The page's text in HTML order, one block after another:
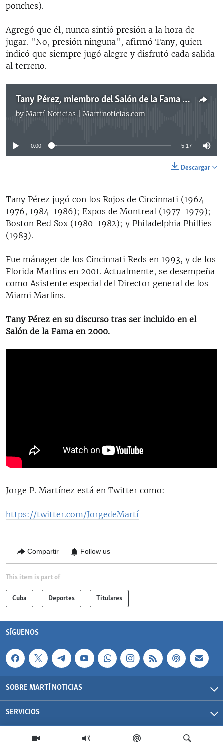
ponches).
Agregó que él, nunca sintió presión a la hora de
jugar. "No, presión ninguna", afirmó Tany, quien
indicó que siempre jugó alegre y disfrutó cada salida
al terreno.
Tany Pérez, miembro del Salón de la Fama del béisbol de las Grandes Ligas
by Martí Noticias | Martinoticias.com
No media source currently available
0:00 5:17
Descargar
Tany Pérez jugó con los Rojos de Cincinnati (1964-
1976, 1984-1986); Expos de Montreal (1977-1979);
Boston Red Sox (1980-1982); y Philadelphia Phillies
(1983).
Fue mánager de los Cincinnati Reds en 1993, y de los
Florida Marlins en 2001. Actualmente, se desempeña
como Asistente especial del Director general de los
Miami Marlins.
Tany Pérez en su discurso tras ser incluido en el
Salón de la Fama en 2000.
Jorge P. Martínez está en Twitter como:
https://twitter.com/JorgedeMartí
Compartir Follow us
This item is part of
Cuba Deportes Titulares
SÍGUENOS
SOBRE MARTÍ NOTICIAS
SERVICIOS
Martí Noticias| 2026 | OCB | Todos los derechos reservados.